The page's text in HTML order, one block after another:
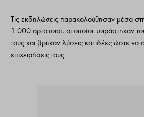
Τις εκδηλώσεις παρακολούθησαν μέσα
1.000 αρτοποιοί, οι οποίοι μοιράστηκαν
τους και βρήκαν λύσεις και ιδέες ώστε να
επιχειρήσεις τους.